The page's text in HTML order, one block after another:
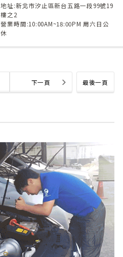
地址:新北市汐止區新台五路一段99號19
樓之2
營業時間:10:00AM~18:00PM 周六日公
休
最後一頁
下一頁